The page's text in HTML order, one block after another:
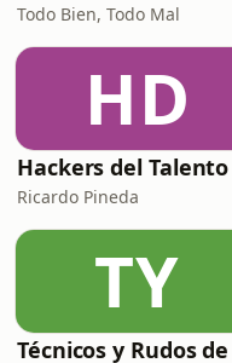
Todo Bien, Todo Mal
HD
Ricardo Pineda
TY